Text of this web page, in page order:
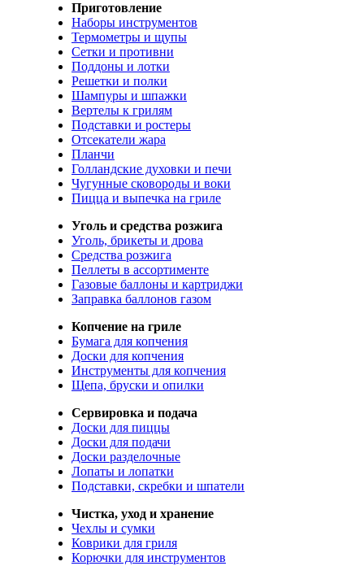
Приготовление
Наборы инструментов
Термометры и щупы
Сетки и противни
Поддоны и лотки
Решетки и полки
Шампуры и шпажки
Вертелы к грилям
Подставки и ростеры
Отсекатели жара
Планчи
Голландские духовки и печи
Чугунные сковороды и воки
Пицца и выпечка на гриле
Уголь и средства розжига
Уголь, брикеты и дрова
Средства розжига
Пеллеты в ассортименте
Газовые баллоны и картриджи
Заправка баллонов газом
Копчение на гриле
Бумага для копчения
Доски для копчения
Инструменты для копчения
Щепа, бруски и опилки
Сервировка и подача
Доски для пиццы
Доски для подачи
Доски разделочные
Лопаты и лопатки
Подставки, скребки и шпатели
Чистка, уход и хранение
Чехлы и сумки
Коврики для гриля
Корючки для инструментов